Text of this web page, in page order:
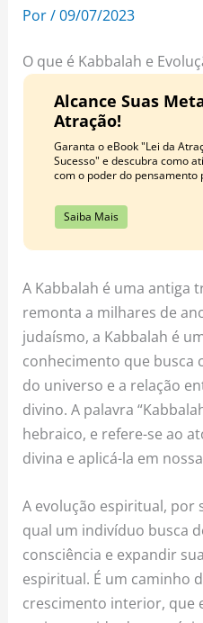
Por/09/07/2023
O que é Kabbalah e
Alcance Suas
Atração!
Garanta o eBook "Lei da
Sucesso" e descubra como
com o poder do pensamento
Saiba Mais
A Kabbalah é uma antiga
remonta a milhares de
judaísmo, a Kabbalah é
conhecimento que busca
do universo e a relação
divino. A palavra
hebraico, e refere-se ao
divina e aplicá-la em
A evolução espiritual, por
qual um indivíduo busca
consciência e expandir
espiritual. É um caminho
crescimento interior, que